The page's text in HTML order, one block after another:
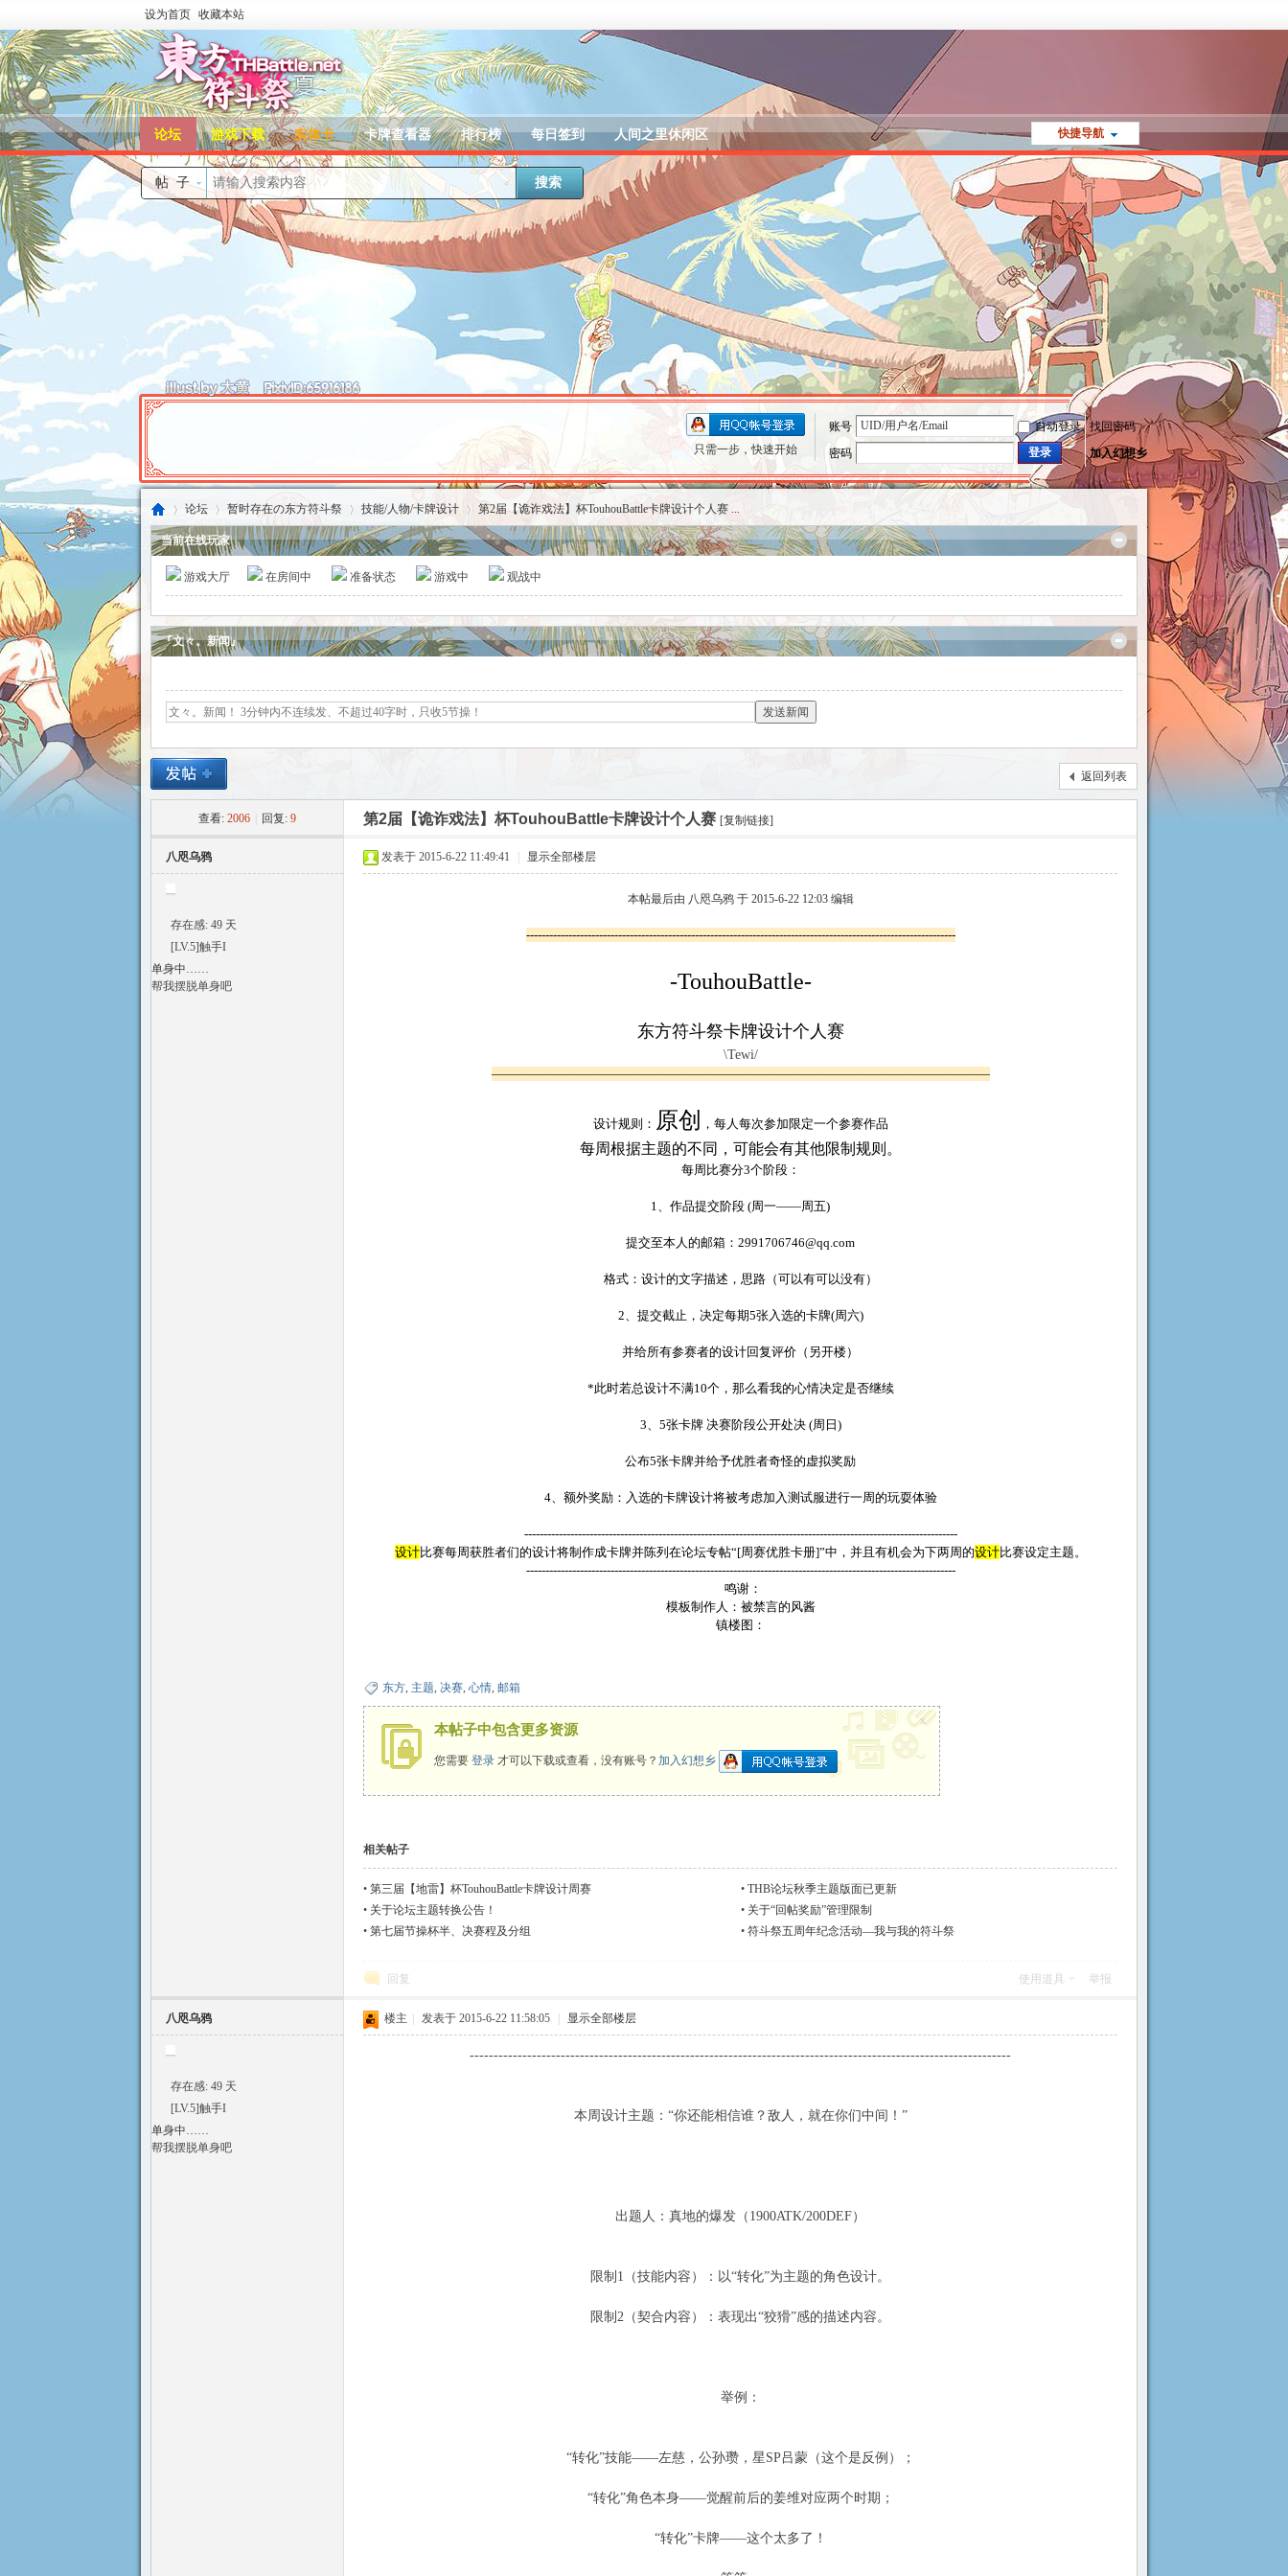
设为首页 收藏本站
账号 自动登录
找回密码
密码
登录 加入幻想乡
只需一步，快速开始
快捷导航
论坛 游戏下载 实体卡 卡牌查看器 排行榜 每日签到 人间之里休闲区
帖子 搜索
方
符
坛
论坛 暂时存在の东方符斗祭 技能/人物/卡牌设计 第2届【诡诈戏法】杯TouhouBattle卡牌设计个人赛 ...
当前在线玩家
游戏大厅 在房间中 准备状态 游戏中 观战中
『文々。新闻』
发送新闻
返回列表
查看: 2006 回复: 9 第2届【诡诈戏法】杯TouhouBattle卡牌设计个人赛 [复制链接]
八咫乌鸦
存在感: 49 天
[LV.5]触手I
单身中……
帮我摆脱单身吧
发表于 2015-6-22 11:49:41 显示全部楼层
本帖最后由 八咫乌鸦 于 2015-6-22 12:03 编辑
----------------------------------------------------------------------------------------------------------------
-TouhouBattle-
东方符斗祭卡牌设计个人赛
\Tewi/
————————————————————————————————————————
设计规则： 原创 ，每人每次参加限定一个参赛作品
每周根据主题的不同，可能会有其他限制规则。
每周比赛分3个阶段：
1、作品提交阶段 (周一——周五)
提交至本人的邮箱 ： 2991706746@qq.com
格式：设计的文字描述，思路（可以有可以没有）
2、提交截止，决定每期5张入选的卡牌(周六)
并给所有参赛者的设计回复评价（另开楼）
*此时若总设计不满10个，那么看我的心情决定是否继续
3、5张卡牌 决赛阶段公开处决 (周日)
公布5张卡牌并给予优胜者奇怪的虚拟奖励
4、额外奖励：入选的卡牌设计将被考虑加入测试服进行一周的玩耍体验
-----------------------------------------------------------------------------------------------------------------
设计比赛每周获胜者们的设计将制作成卡牌并陈列在论坛专帖“[周赛优胜卡册]”中，并且有机会为下两周的设计比赛设定主题。
----------------------------------------------------------------------------------------------------------------
鸣谢：
模板制作人：被禁言的风酱
镇楼图：
东方, 主题, 决赛, 心情, 邮箱
本帖子中包含更多资源
您需要 登录 才可以下载或查看，没有账号？ 加入幻想乡
x
相关帖子
• 第三届【地雷】杯TouhouBattle卡牌设计周赛 • THB论坛秋季主题版面已更新
• 关于论坛主题转换公告！ • 关于“回帖奖励”管理限制
• 第七届节操杯半、决赛程及分组 • 符斗祭五周年纪念活动—我与我的符斗祭
回复 使用道具 举报
八咫乌鸦
存在感: 49 天
[LV.5]触手I
单身中……
帮我摆脱单身吧
楼主 发表于 2015-6-22 11:58:05 显示全部楼层
-----------------------------------------------------------------------------------------------------------------
本周设计主题：“你还能相信谁？敌人，就在你们中间！”
出题人：真地的爆发（1900ATK/200DEF）
限制1（技能内容）：以“转化”为主题的角色设计。
限制2（契合内容）：表现出“狡猾”感的描述内容。
举例：
“转化”技能——左慈，公孙瓒，星SP吕蒙（这个是反例）；
“转化”角色本身——觉醒前后的姜维对应两个时期；
“转化”卡牌——这个太多了！